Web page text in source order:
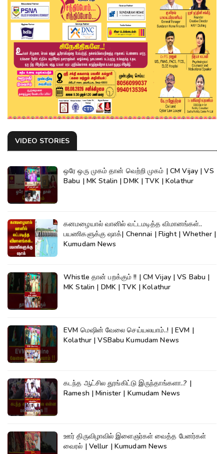
VIDEO STORIES
ஒரே ஒரு முகம் தான் வெற்றி முகம் | CM Vijay | VS
Babu | MK Stalin | DMK | TVK | Kolathur
கனமழையால் வானில் வட்டமடித்த விமானங்கள்..
பயணிகளுக்கு ஷாக்| Chennai | Flight | Whether |
Kumudam News
Whistle தான் பறக்கும் !! | CM Vijay | VS Babu |
MK Stalin | DMK | TVK | Kolathur
EVM மெஷின் வேலை செய்யலயாம்..! | EVM |
Kolathur | VSBabu Kumudam News
கடந்த ஆட்சில தூங்கிட்டு இருந்தாங்களா..? |
Ramesh | Minister | Kumudam News
ஊர் திருவிழாவில் இளைஞர்கள் வைத்த பேனர்கள்
வைரல் | Vellur | Kumudam News